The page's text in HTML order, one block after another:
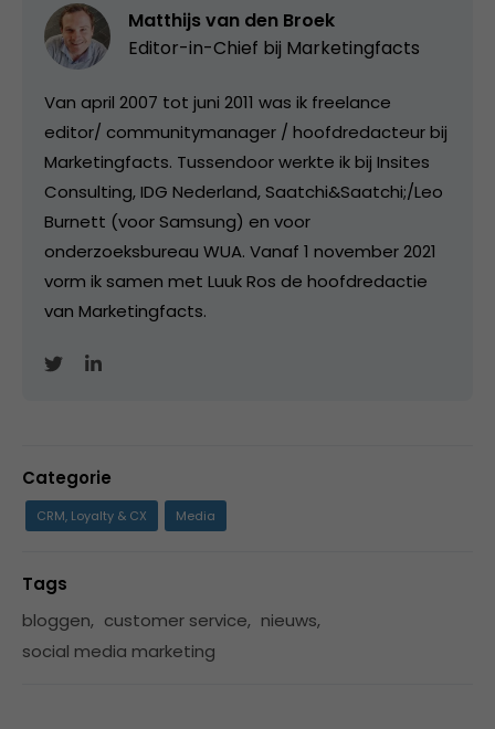
Matthijs van den Broek
Editor-in-Chief bij Marketingfacts
Van april 2007 tot juni 2011 was ik freelance
editor/ communitymanager / hoofdredacteur bij
Marketingfacts. Tussendoor werkte ik bij Insites
Consulting, IDG Nederland, Saatchi&Saatchi;/Leo
Burnett (voor Samsung) en voor
onderzoeksbureau WUA. Vanaf 1 november 2021
vorm ik samen met Luuk Ros de hoofdredactie
van Marketingfacts.
Categorie
CRM, Loyalty & CX Media
Tags
bloggen, customer service, nieuws,
social media marketing